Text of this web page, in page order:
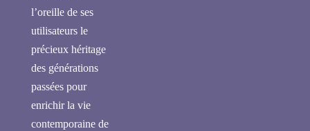
l’oreille de ses
utilisateurs le
précieux héritage
des générations
passées pour
enrichir la vie
contemporaine de